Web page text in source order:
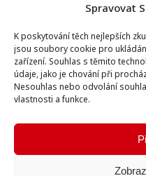
Spravovat
K poskytování těch nejlepších
jsou soubory cookie pro
zařízení. Souhlas s těmito
údaje, jako je chování při
Nesouhlas nebo odvolání
vlastnosti a funkce.
Formulář - odstoupení
Odstoupení od smlouvy
Všechna práva vyhrazena